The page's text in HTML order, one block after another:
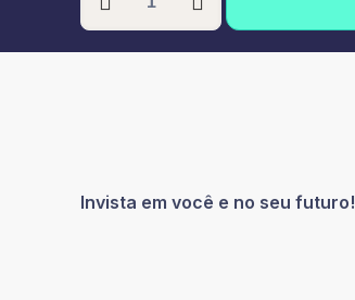
GRADUAÇÃO
quantidade
Invista em você e no seu futuro!